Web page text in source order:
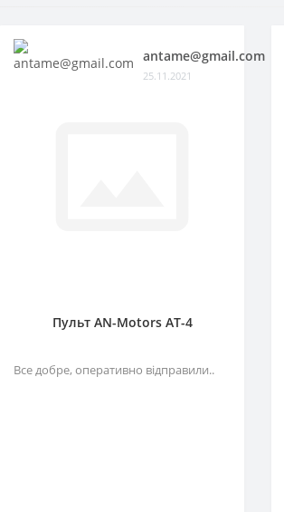
antame@gmail.com
25.11.2021
Пульт AN-Motors AT-4
Все добре, оперативно відправили..